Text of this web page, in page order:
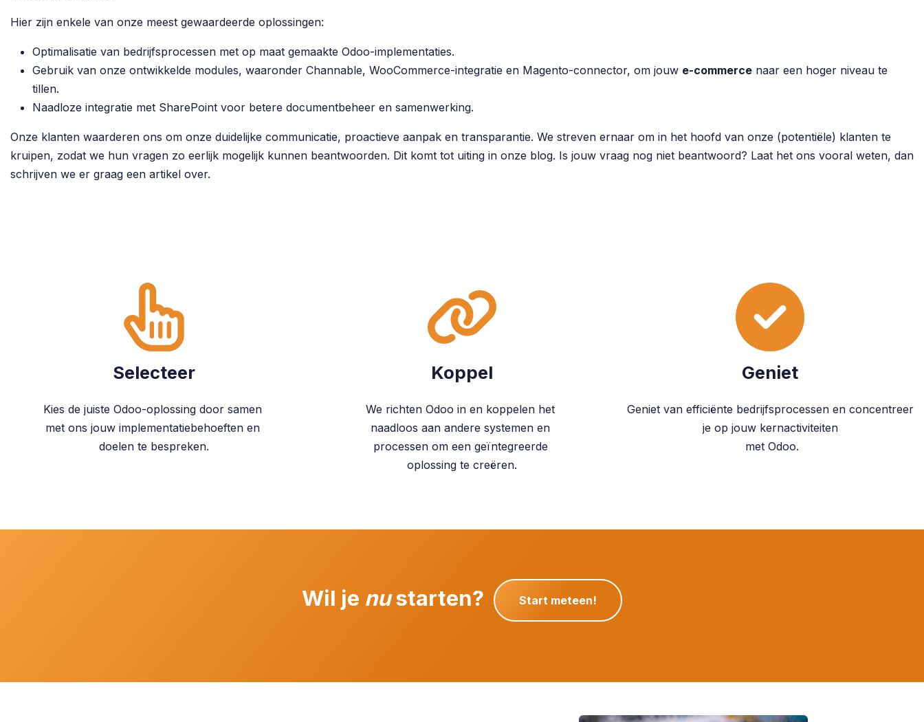
Hier zijn enkele van onze meest gewaardeerde oplossingen:
Optimalisatie van bedrijfsprocessen met op maat gemaakte Odoo-implementaties.
Gebruik van onze ontwikkelde modules, waaronder Channable, WooCommerce-integratie en Magento-connector, om jouw e-commerce naar een hoger niveau te
tillen.
Naadloze integratie met SharePoint voor betere documentbeheer en samenwerking.
Onze klanten waarderen ons om onze duidelijke communicatie, proactieve aanpak en transparantie. We streven ernaar om in het hoofd van onze (potentiële) klanten te
kruipen, zodat we hun vragen zo eerlijk mogelijk kunnen beantwoorden. Dit komt tot uiting in onze blog. Is jouw vraag nog niet beantwoord? Laat het ons vooral weten, dan
schrijven we er graag een artikel over.
Selecteer
Kies de juiste Odoo-oplossing door samen
met ons jouw implementatiebehoeften en
doelen te bespreken.
Koppel
We richten Odoo in en koppelen het
naadloos aan andere systemen en
processen om een geïntegreerde
oplossing te creëren.
Geniet
Geniet van efficiënte bedrijfsprocessen en concentreer
je op jouw kernactiviteiten
met Odoo.
Wil je nustarten? Start meteen!